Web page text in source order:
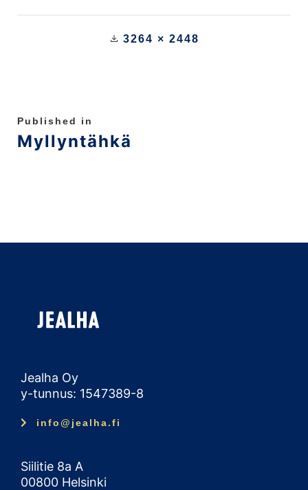
3264 × 2448
Published in
Myllyntähkä
Jealha Oy
y-tunnus: 1547389-8
info@jealha.fi
Siilitie 8a A
00800 Helsinki